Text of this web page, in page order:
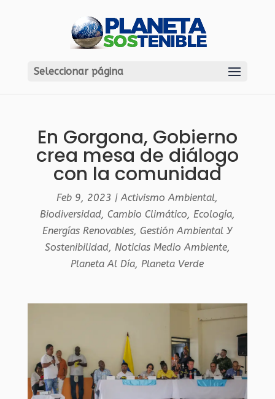
Seleccionar página
En Gorgona, Gobierno
crea mesa de diálogo
con la comunidad
Feb 9, 2023 |Activismo Ambiental,
Biodiversidad, Cambio Climático, Ecología,
Energías Renovables,Gestión Ambiental Y
Sostenibilidad, Noticias Medio Ambiente,
Planeta Al Día,Planeta Verde